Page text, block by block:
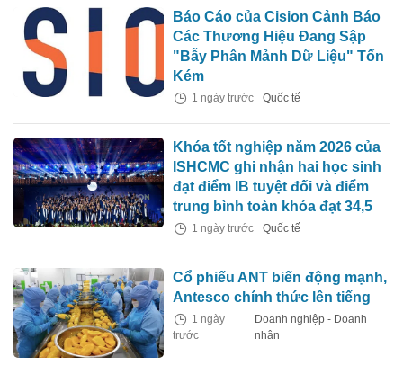
Báo Cáo của Cision Cảnh Báo
Các Thương Hiệu Đang Sập
"Bẫy Phân Mảnh Dữ Liệu" Tốn
Kém
1 ngày trước Quốc tế
Khóa tốt nghiệp năm 2026 của
ISHCMC ghi nhận hai học sinh
đạt điểm IB tuyệt đối và điểm
trung bình toàn khóa đạt 34,5
1 ngày trước Quốc tế
Cổ phiếu ANT biến động mạnh,
Antesco chính thức lên tiếng
1 ngày
trước
Doanh nghiệp - Doanh
nhân